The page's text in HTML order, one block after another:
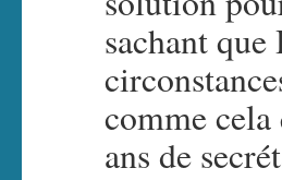
sachant
comme cela
ans de